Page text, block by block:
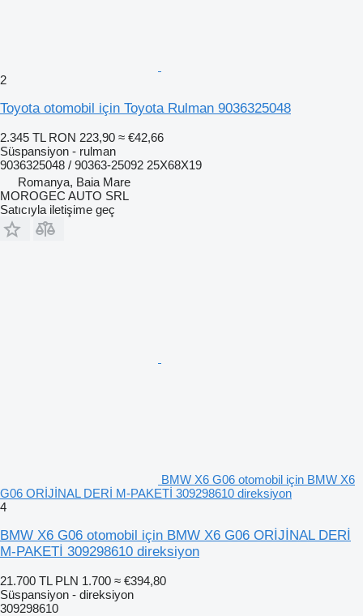
2
Toyota otomobil için Toyota Rulman 9036325048
2.345 TL RON 223,90 ≈ €42,66
Süspansiyon - rulman
9036325048 / 90363-25092 25X68X19
Romanya, Baia Mare
MOROGEC AUTO SRL
Satıcıyla iletişime geç
BMW X6 G06 otomobil için BMW X6
G06 ORİJİNAL DERİ M-PAKETİ 309298610 direksiyon
4
BMW X6 G06 otomobil için BMW X6 G06 ORİJİNAL DERİ
M-PAKETİ 309298610 direksiyon
21.700 TL PLN 1.700 ≈ €394,80
Süspansiyon - direksiyon
309298610